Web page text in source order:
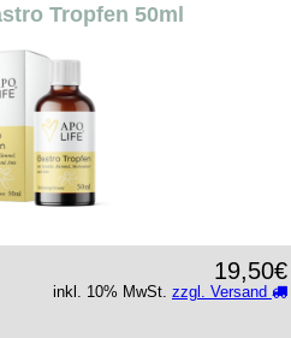
Tropfen 50ml
19,50€
inkl. 10% MwSt. zzgl. Versand